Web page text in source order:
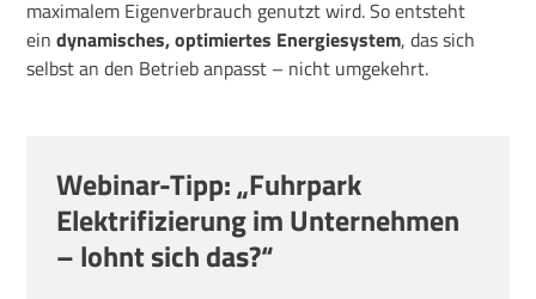
maximalem Eigenverbrauch genutzt wird. So entsteht
eindynamisches, optimiertes Energiesystem, das sich
selbst an den Betrieb anpasst – nicht umgekehrt.
Webinar-Tipp: „Fuhrpark
Elektrifizierung im Unternehmen
– lohnt sich das?“